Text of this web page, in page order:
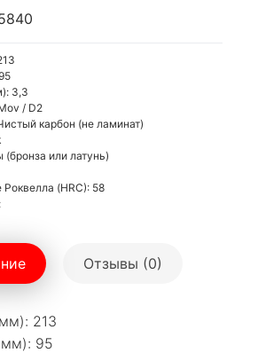
3,3
/ D2
карбон (не ламинат)
или латунь)
(HRC): 58
Отзывы (0)
213
95